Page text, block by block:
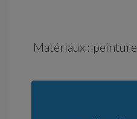
Matériaux :